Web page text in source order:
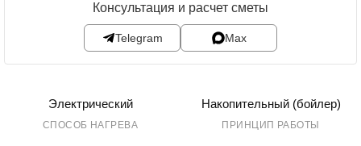
Консультация и расчет сметы
Telegram Max
СПОСОБ НАГРЕВА
Электрический
ПРИНЦИП РАБОТЫ
Накопительный (бойлер)